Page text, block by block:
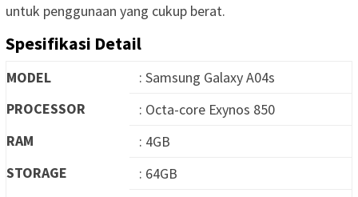
untuk penggunaan yang cukup berat.
Spesifikasi Detail
MODEL
: Samsung Galaxy A04s
PROCESSOR
: Octa-core Exynos 850
RAM
: 4GB
STORAGE
: 64GB